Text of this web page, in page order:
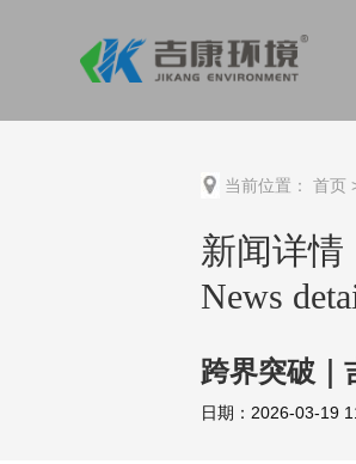
当前位置： 首页
新闻详情
News
跨界突破｜
日期：2026-03-19